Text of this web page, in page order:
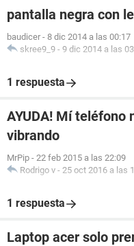
pantalla negra con
baudicer - 8 dic 2014 a las 00:17
skree9_9 - 9 dic 2014 a las
1 respuesta
AYUDA! Mí teléfono
vibrando
MrPip - 22 feb 2015 a las 22:09
Rodrigo v - 25 oct 2016 a las
1 respuesta
Laptop acer solo